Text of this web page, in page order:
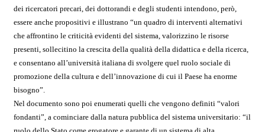
dei ricercatori precari, dei dottorandi e degli studenti intendono, però,
essere anche propositivi e illustrano “un quadro di interventi alternativi
che affrontino le criticità evidenti del sistema, valorizzino le risorse
presenti, sollecitino la crescita della qualità della didattica e della ricerca,
e consentano all’università italiana di svolgere quel ruolo sociale di
promozione della cultura e dell’innovazione di cui il Paese ha enorme
bisogno”.
Nel documento sono poi enumerati quelli che vengono definiti “valori
fondanti”, a cominciare dalla natura pubblica del sistema universitario: “il